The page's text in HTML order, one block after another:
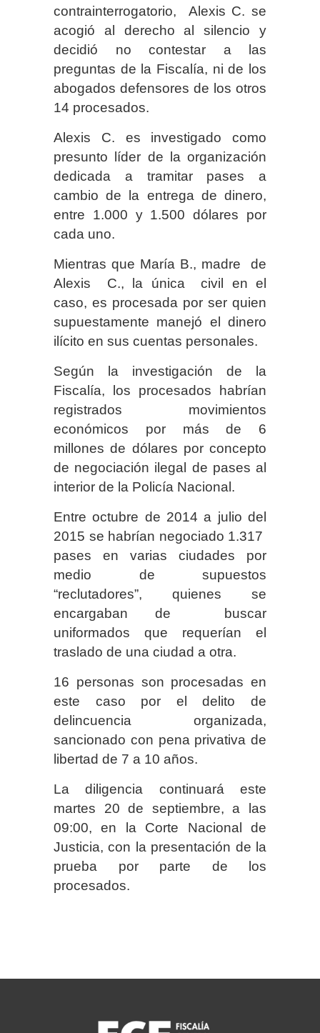
contrainterrogatorio, Alexis C. se
acogió al derecho al silencio y
decidió no contestar a las
preguntas de la Fiscalía, ni de los
abogados defensores de los otros
14 procesados.
Alexis C. es investigado como
presunto líder de la organización
dedicada a tramitar pases a
cambio de la entrega de dinero,
entre 1.000 y 1.500 dólares por
cada uno.
Mientras que María B., madre de
Alexis C., la única civil en el
caso, es procesada por ser quien
supuestamente manejó el dinero
ilícito en sus cuentas personales.
Según la investigación de la
Fiscalía, los procesados habrían
registrados movimientos
económicos por más de 6
millones de dólares por concepto
de negociación ilegal de pases al
interior de la Policía Nacional.
Entre octubre de 2014 a julio del
2015 se habrían negociado 1.317
pases en varias ciudades por
medio de supuestos
“reclutadores”, quienes se
encargaban de buscar
uniformados que requerían el
traslado de una ciudad a otra.
16 personas son procesadas en
este caso por el delito de
delincuencia organizada,
sancionado con pena privativa de
libertad de 7 a 10 años.
La diligencia continuará este
martes 20 de septiembre, a las
09:00, en la Corte Nacional de
Justicia, con la presentación de la
prueba por parte de los
procesados.